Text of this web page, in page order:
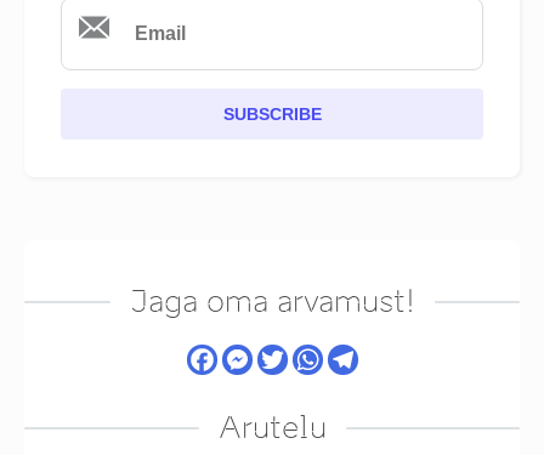
SUBSCRIBE
Jaga oma arvamust!
Arutelu